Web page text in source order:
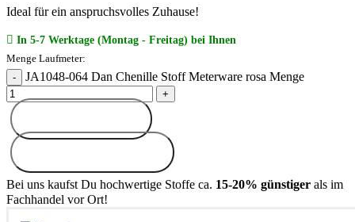
Ideal für ein anspruchsvolles Zuhause!
In 5-7 Werktage (Montag - Freitag) bei Ihnen
JA1048-064 Dan Chenille Stoff Meterware rosa Menge
Bei uns kaufst Du hochwertige Stoffe ca. 15-20% günstiger als im
Fachhandel vor Ort!